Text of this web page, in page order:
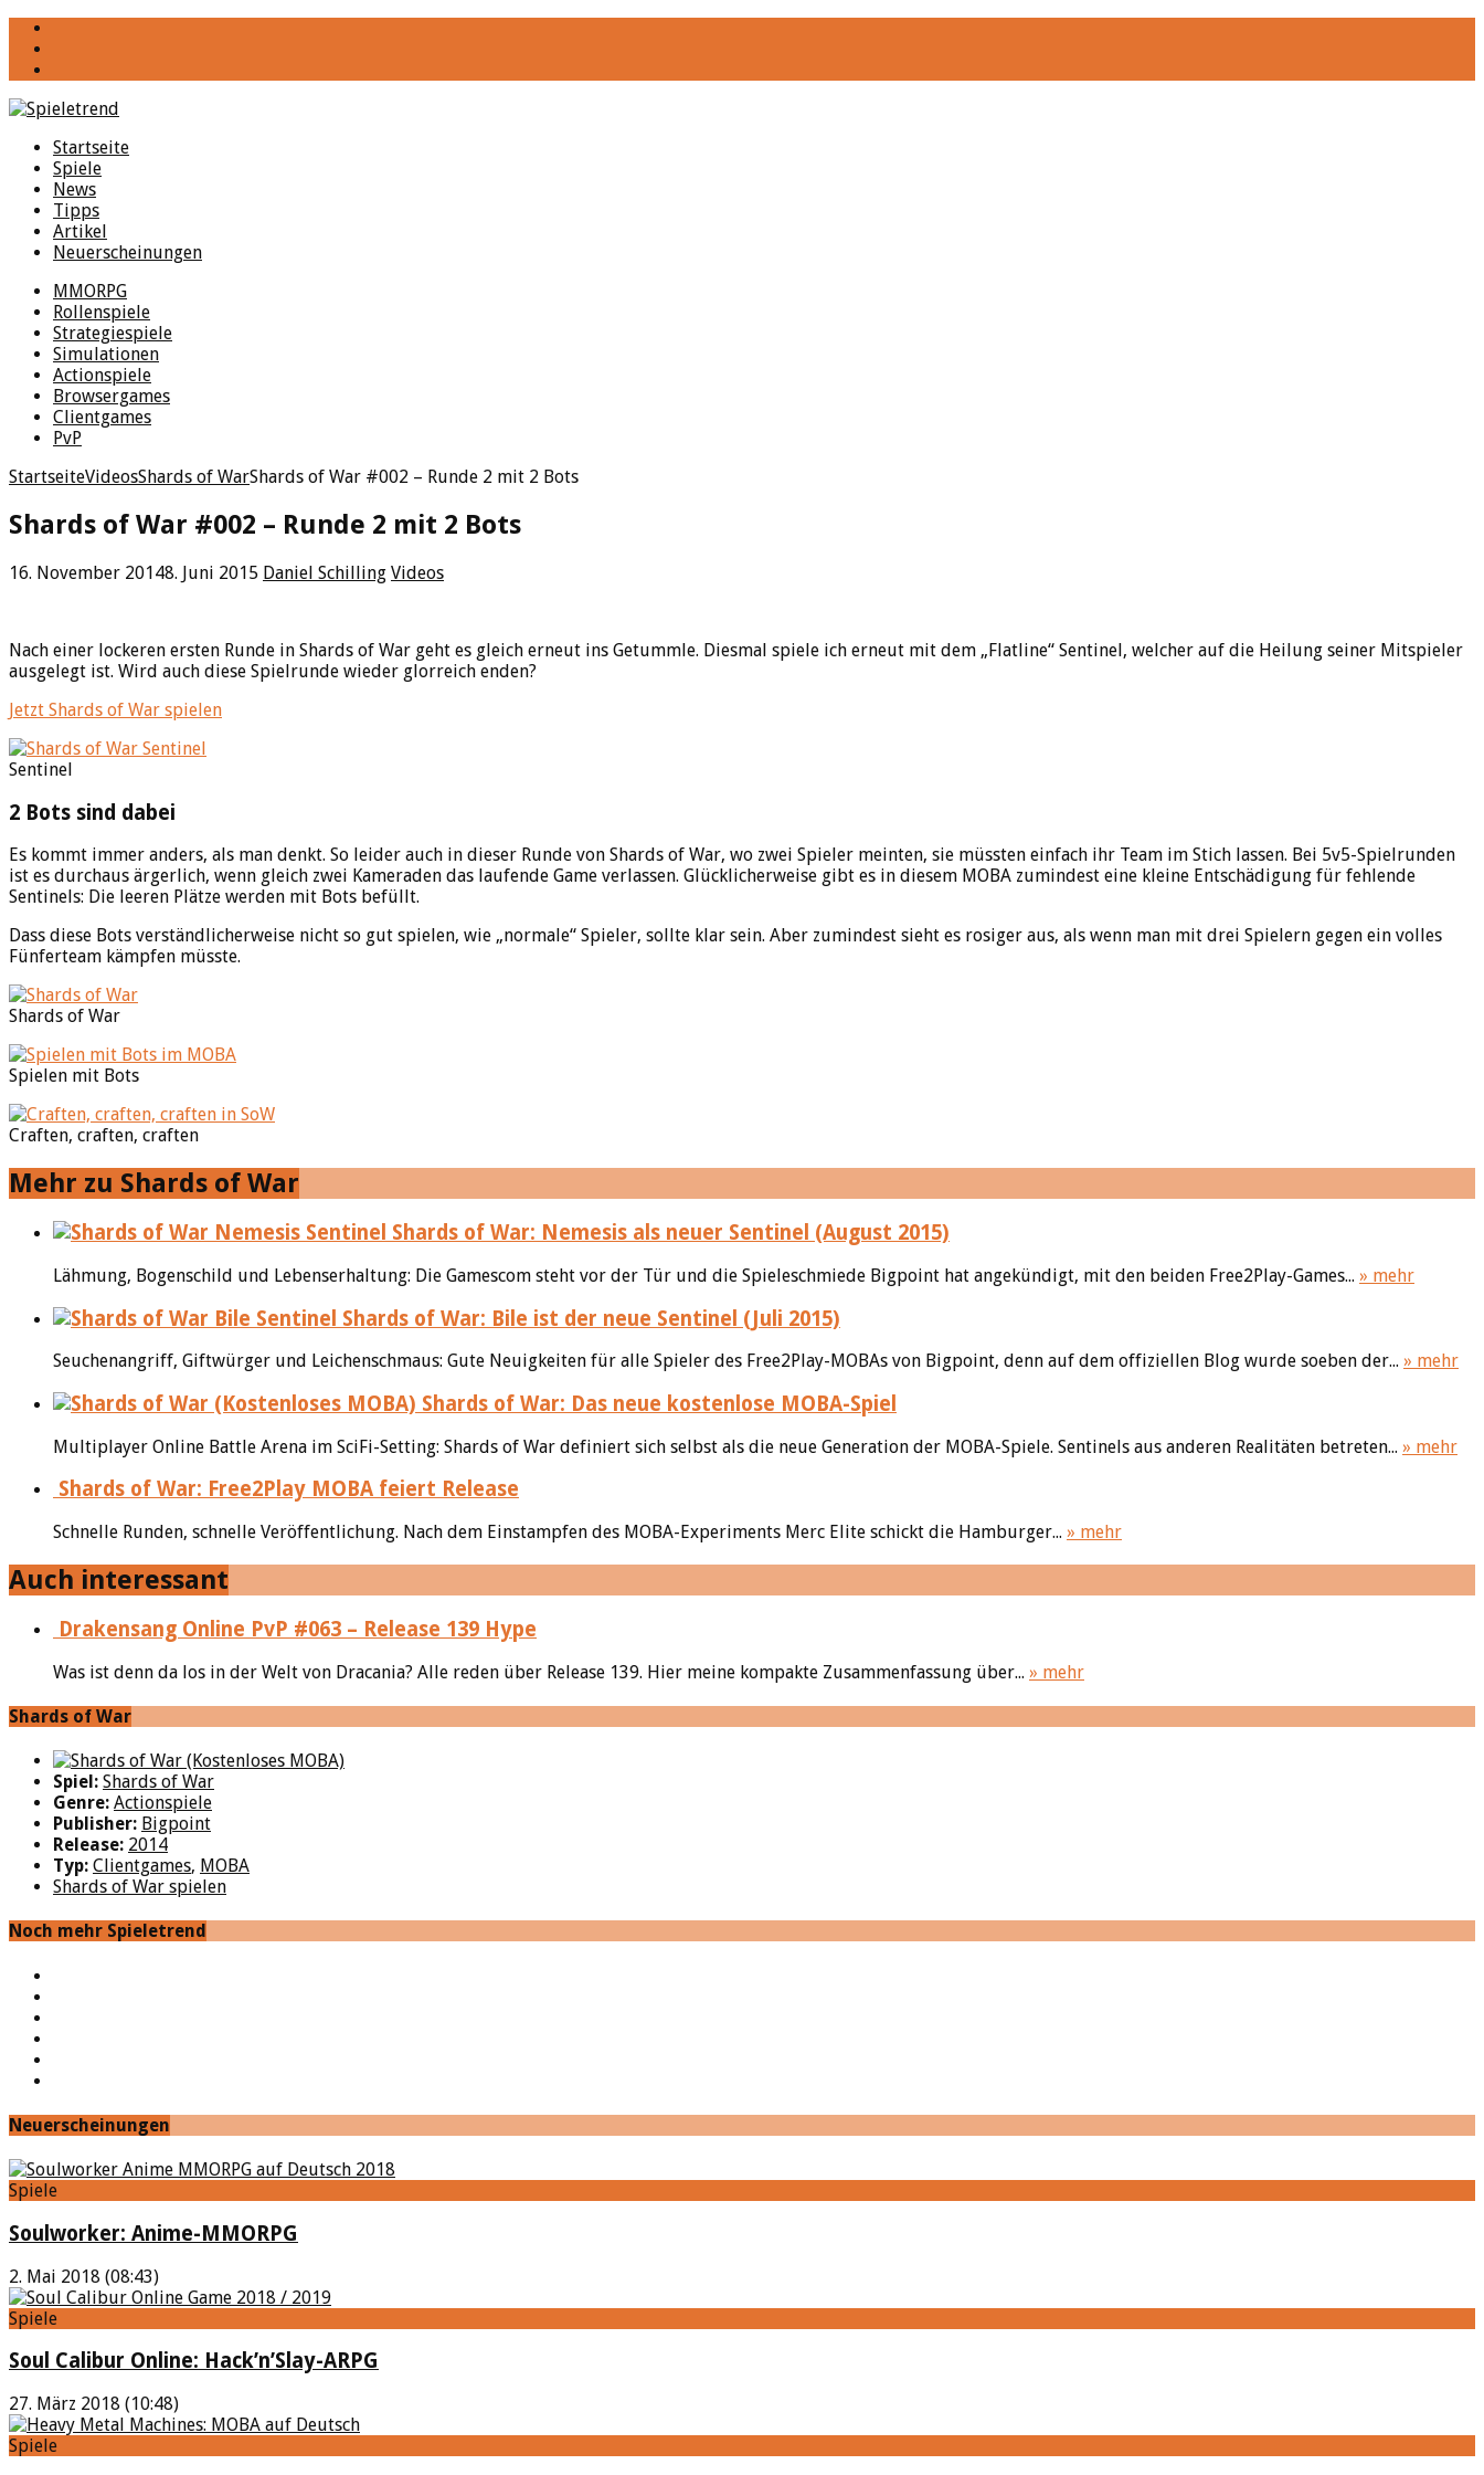
Startseite
Spiele
News
Tipps
Artikel
Neuerscheinungen
MMORPG
Rollenspiele
Strategiespiele
Simulationen
Actionspiele
Browsergames
Clientgames
PvP
StartseiteVideosShards of WarShards of War #002 – Runde 2 mit 2 Bots
Shards of War #002 – Runde 2 mit 2 Bots
16. November 20148. Juni 2015 Daniel Schilling Videos
Nach einer lockeren ersten Runde in Shards of War geht es gleich erneut ins Getummle. Diesmal spiele ich erneut mit dem „Flatline“ Sentinel, welcher auf die Heilung seiner Mitspieler
ausgelegt ist. Wird auch diese Spielrunde wieder glorreich enden?
Jetzt Shards of War spielen
Sentinel
2 Bots sind dabei
Es kommt immer anders, als man denkt. So leider auch in dieser Runde von Shards of War, wo zwei Spieler meinten, sie müssten einfach ihr Team im Stich lassen. Bei 5v5-Spielrunden
ist es durchaus ärgerlich, wenn gleich zwei Kameraden das laufende Game verlassen. Glücklicherweise gibt es in diesem MOBA zumindest eine kleine Entschädigung für fehlende
Sentinels: Die leeren Plätze werden mit Bots befüllt.
Dass diese Bots verständlicherweise nicht so gut spielen, wie „normale“ Spieler, sollte klar sein. Aber zumindest sieht es rosiger aus, als wenn man mit drei Spielern gegen ein volles
Fünferteam kämpfen müsste.
Shards of War
Spielen mit Bots
Craften, craften, craften
Mehr zu Shards of War
Shards of War: Nemesis als neuer Sentinel (August 2015)
Lähmung, Bogenschild und Lebenserhaltung: Die Gamescom steht vor der Tür und die Spieleschmiede Bigpoint hat angekündigt, mit den beiden Free2Play-Games... » mehr
Shards of War: Bile ist der neue Sentinel (Juli 2015)
Seuchenangriff, Giftwürger und Leichenschmaus: Gute Neuigkeiten für alle Spieler des Free2Play-MOBAs von Bigpoint, denn auf dem offiziellen Blog wurde soeben der... » mehr
Shards of War: Das neue kostenlose MOBA-Spiel
Multiplayer Online Battle Arena im SciFi-Setting: Shards of War definiert sich selbst als die neue Generation der MOBA-Spiele. Sentinels aus anderen Realitäten betreten... » mehr
Shards of War: Free2Play MOBA feiert Release
Schnelle Runden, schnelle Veröffentlichung. Nach dem Einstampfen des MOBA-Experiments Merc Elite schickt die Hamburger... » mehr
Auch interessant
Drakensang Online PvP #063 – Release 139 Hype
Was ist denn da los in der Welt von Dracania? Alle reden über Release 139. Hier meine kompakte Zusammenfassung über... » mehr
Shards of War
Spiel: Shards of War
Genre: Actionspiele
Publisher: Bigpoint
Release: 2014
Typ: Clientgames, MOBA
Shards of War spielen
Noch mehr Spieletrend
Neuerscheinungen
Spiele
Soulworker: Anime-MMORPG
2. Mai 2018 (08:43)
Spiele
Soul Calibur Online: Hack’n’Slay-ARPG
27. März 2018 (10:48)
Spiele